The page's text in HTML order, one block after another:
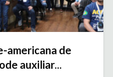
americana de
auxiliar...